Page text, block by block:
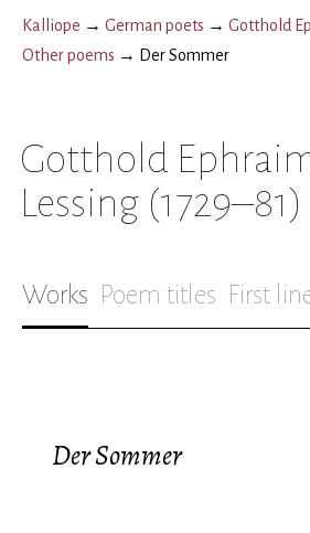
Kalliope → German poets → Gotthold
Other poems → Der Sommer
Gotthold
Lessing (1729–81)
Works Poem titles First
Der Sommer